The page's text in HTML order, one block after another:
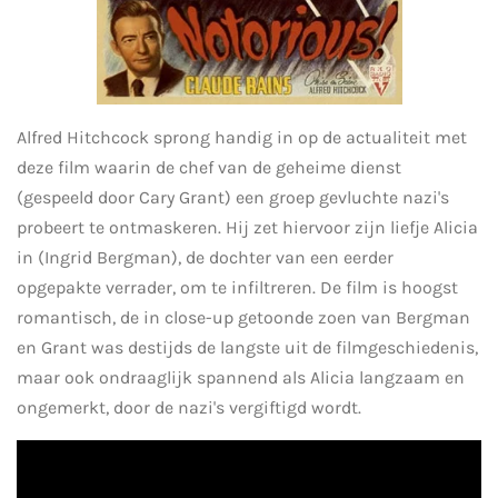
Alfred Hitchcock sprong handig in op de actualiteit met
deze film waarin de chef van de geheime dienst
(gespeeld door Cary Grant) een groep gevluchte nazi's
probeert te ontmaskeren. Hij zet hiervoor zijn liefje Alicia
in (Ingrid Bergman), de dochter van een eerder
opgepakte verrader, om te infiltreren. De film is hoogst
romantisch, de in close-up getoonde zoen van Bergman
en Grant was destijds de langste uit de filmgeschiedenis,
maar ook ondraaglijk spannend als Alicia langzaam en
ongemerkt, door de nazi's vergiftigd wordt.